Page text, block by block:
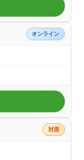
オンライン
対面